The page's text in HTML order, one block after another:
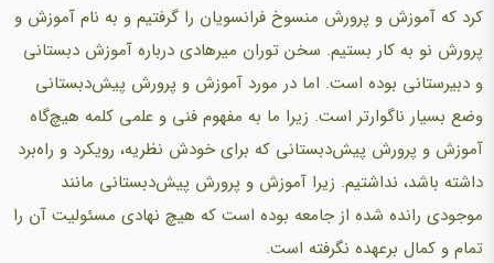
کرد که آموزش و پرورش منسوخ فرانسویان را گرفتیم و به نام آموزش و
پرورش نو به کار بستیم. سخن توران میرهادی درباره آموزش دبستانی
و دبیرستانی بوده است. اما در مورد آموزش و پرورش پیش‌دبستانی
وضع بسیار ناگوارتر است. زیرا ما به مفهوم فنی و علمی کلمه هیچ‌گاه
آموزش و پرورش پیش‌دبستانی که برای خودش نظریه، رویکرد و راه‌برد
داشته باشد، نداشتیم. زیرا آموزش و پرورش پیش‌دبستانی مانند
موجودی رانده شده از جامعه بوده است که هیچ نهادی مسئولیت آن را
تمام و کمال برعهده نگرفته است.